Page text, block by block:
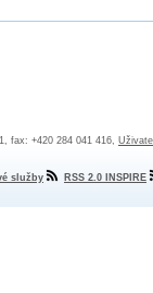
fax: +420 284 041 416,
služby RSS 2.0 INSPIRE